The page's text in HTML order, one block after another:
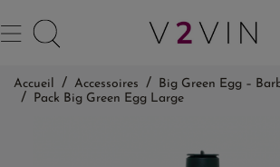
Accueil Accessoires
Big Green Egg –
Pack Big Green Egg Large